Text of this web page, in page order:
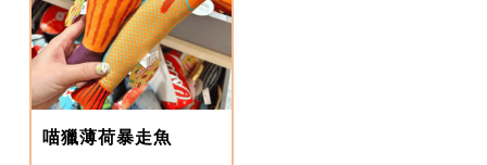
喵獵薄荷暴走魚